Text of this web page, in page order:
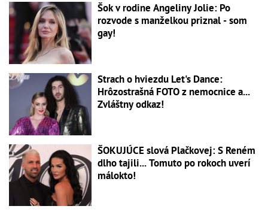
Šok v rodine Angeliny Jolie: Po
rozvode s manželkou priznal - som
gay!
Strach o hviezdu Let's Dance:
Hrôzostrašná FOTO z nemocnice a...
Zvláštny odkaz!
ŠOKUJÚCE slová Plačkovej: S Reném
dlho tajili... Tomuto po rokoch uverí
málokto!